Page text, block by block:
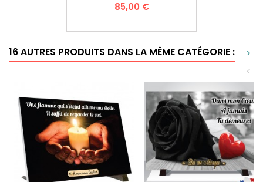
Prix
85,00 €
16 AUTRES PRODUITS DANS LA MÊME CATÉGORIE :
>
<